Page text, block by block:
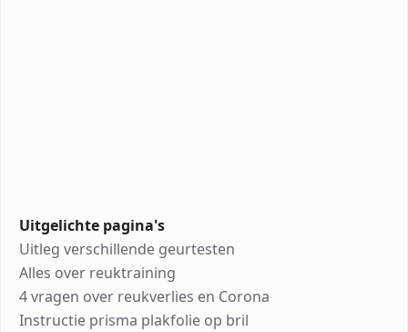
Uitgelichte pagina's
Uitleg verschillende geurtesten
Alles over reuktraining
4 vragen over reukverlies en Corona
Instructie prisma plakfolie op bril